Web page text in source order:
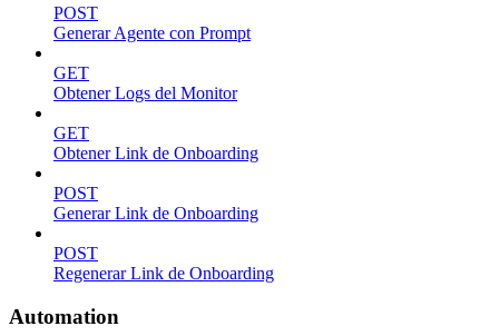
POST
Generar Agente con Prompt
GET
Obtener Logs del Monitor
GET
Obtener Link de Onboarding
POST
Generar Link de Onboarding
POST
Regenerar Link de Onboarding
Automation